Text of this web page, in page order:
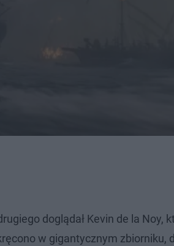
doglądał Kevin de la Noy,
w gigantycznym zbiorniku,